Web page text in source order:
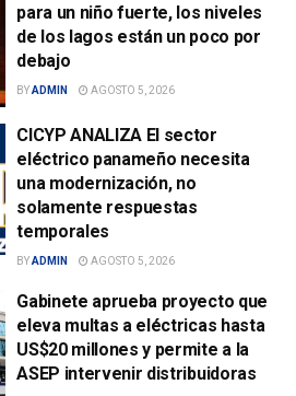
para un niño fuerte, los niveles
de los lagos están un poco por
debajo
BYADMIN AGOSTO 5, 2026
CICYP ANALIZA El sector
eléctrico panameño necesita
una modernización, no
solamente respuestas
temporales
BYADMIN AGOSTO 5, 2026
Gabinete aprueba proyecto que
eleva multas a eléctricas hasta
US$20 millones y permite a la
ASEP intervenir distribuidoras